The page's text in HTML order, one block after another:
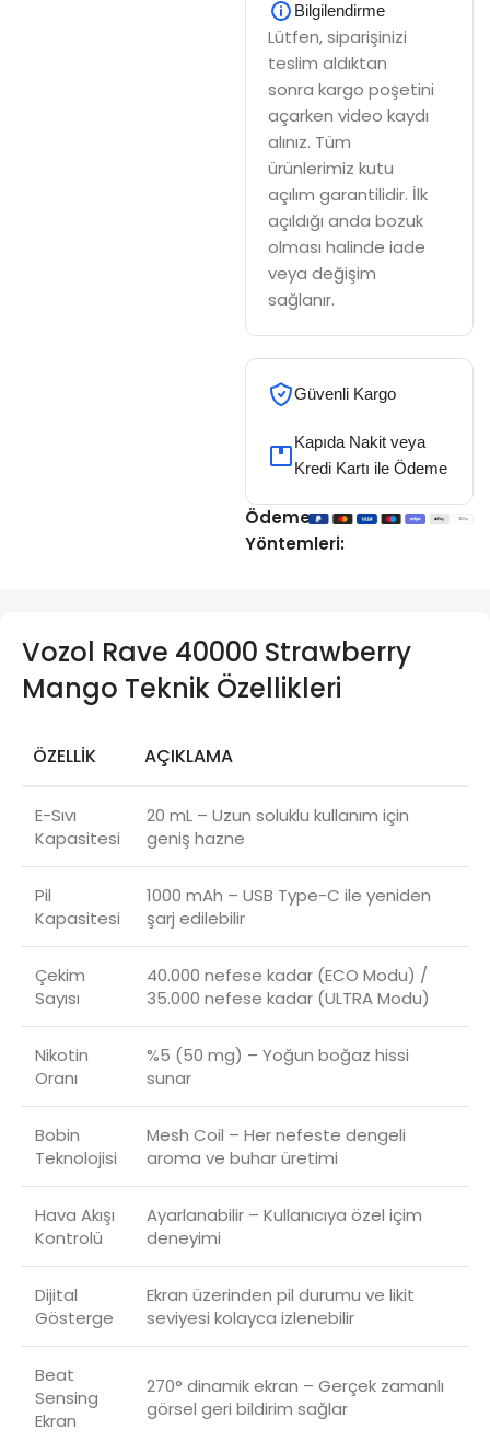
Bilgilendirme
Lütfen, siparişinizi
teslim aldıktan
sonra kargo poşetini
açarken video kaydı
alınız. Tüm
ürünlerimiz kutu
açılım garantilidir. İlk
açıldığı anda bozuk
olması halinde iade
veya değişim
sağlanır.
Güvenli Kargo
Kapıda Nakit veya
Kredi Kartı ile Ödeme
Ödeme
Yöntemleri:
Vozol Rave 40000 Strawberry
Mango Teknik Özellikleri
ÖZELLIK AÇIKLAMA
E-Sıvı
Kapasitesi
20 mL – Uzun soluklu kullanım için
geniş hazne
Pil
Kapasitesi
1000 mAh – USB Type-C ile yeniden
şarj edilebilir
Çekim
Sayısı
40.000 nefese kadar (ECO Modu) /
35.000 nefese kadar (ULTRA Modu)
Nikotin
Oranı
%5 (50 mg) – Yoğun boğaz hissi
sunar
Bobin
Teknolojisi
Mesh Coil – Her nefeste dengeli
aroma ve buhar üretimi
Hava Akışı
Kontrolü
Ayarlanabilir – Kullanıcıya özel içim
deneyimi
Dijital
Gösterge
Ekran üzerinden pil durumu ve likit
seviyesi kolayca izlenebilir
Beat
Sensing
Ekran
270° dinamik ekran – Gerçek zamanlı
görsel geri bildirim sağlar